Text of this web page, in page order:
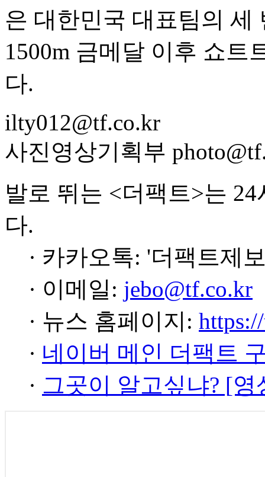
은 대한민국 대표팀의 세
1500m 금메달 이후 쇼트
다.
ilty012@tf.co.kr
사진영상기획부
발로 뛰는 <더팩트>는
다.
· 카카오톡: '더팩트제
· 이메일: jebo@tf.co.kr
· 뉴스 홈페이지:
· 네이버 메인 더팩트
· 그곳이 알고싶냐? [